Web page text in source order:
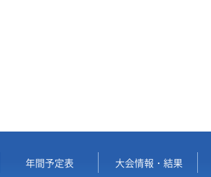
年間予定表 大会情報・結果